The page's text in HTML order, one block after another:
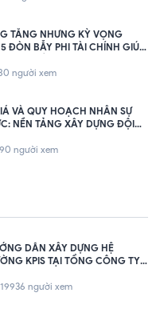
TĂNG NHƯNG KỲ VỌNG
ĐÒN BẪY PHI TÀI CHÍNH GIÚP
người xem
VÀ QUY HOẠCH NHÂN SỰ
NỀN TẢNG XÂY DỰNG ĐỘI
90 người xem
DẪN XÂY DỰNG HỆ
KPIS TẠI TỔNG CÔNG TY
19936 người xem